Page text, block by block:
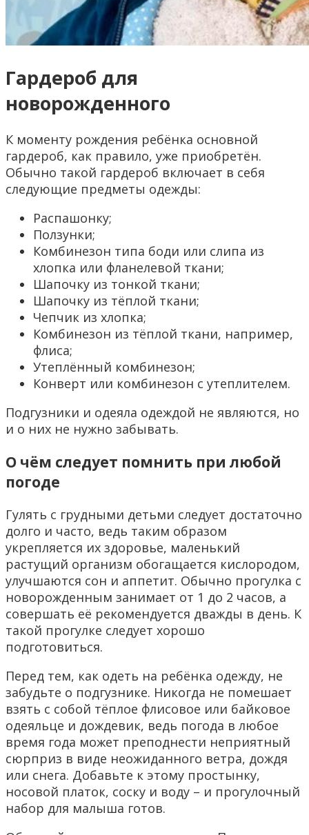
Гардероб для
новорожденного
К моменту рождения ребёнка основной
гардероб, как правило, уже приобретён.
Обычно такой гардероб включает в себя
следующие предметы одежды:
Распашонку;
Ползунки;
Комбинезон типа боди или слипа из
хлопка или фланелевой ткани;
Шапочку из тонкой ткани;
Шапочку из тёплой ткани;
Чепчик из хлопка;
Комбинезон из тёплой ткани, например,
флиса;
Утеплённый комбинезон;
Конверт или комбинезон с утеплителем.
Подгузники и одеяла одеждой не являются, но
и о них не нужно забывать.
О чём следует помнить при любой
погоде
Гулять с грудными детьми следует достаточно
долго и часто, ведь таким образом
укрепляется их здоровье, маленький
растущий организм обогащается кислородом,
улучшаются сон и аппетит. Обычно прогулка с
новорожденным занимает от 1 до 2 часов, а
совершать её рекомендуется дважды в день. К
такой прогулке следует хорошо
подготовиться.
Перед тем, как одеть на ребёнка одежду, не
забудьте о подгузнике. Никогда не помешает
взять с собой тёплое флисовое или байковое
одеяльце и дождевик, ведь погода в любое
время года может преподнести неприятный
сюрприз в виде неожиданного ветра, дождя
или снега. Добавьте к этому простынку,
носовой платок, соску и воду – и прогулочный
набор для малыша готов.